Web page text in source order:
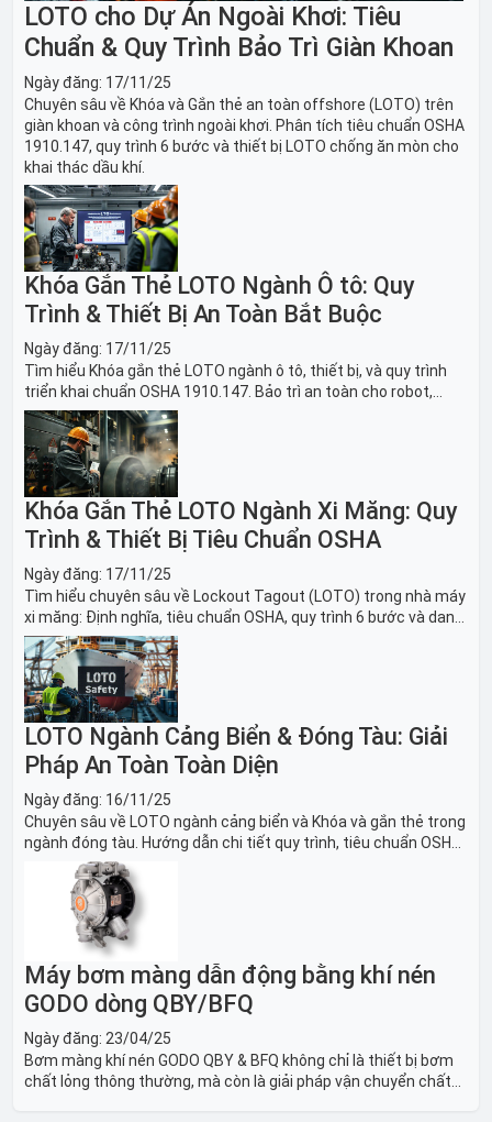
LOTO cho Dự Án Ngoài Khơi: Tiêu
Chuẩn & Quy Trình Bảo Trì Giàn Khoan
Ngày đăng: 17/11/25
Chuyên sâu về Khóa và Gắn thẻ an toàn offshore (LOTO) trên
giàn khoan và công trình ngoài khơi. Phân tích tiêu chuẩn OSHA
1910.147, quy trình 6 bước và thiết bị LOTO chống ăn mòn cho
khai thác dầu khí.
Khóa Gắn Thẻ LOTO Ngành Ô tô: Quy
Trình & Thiết Bị An Toàn Bắt Buộc
Ngày đăng: 17/11/25
Tìm hiểu Khóa gắn thẻ LOTO ngành ô tô, thiết bị, và quy trình
triển khai chuẩn OSHA 1910.147. Bảo trì an toàn cho robot,
băng tải sản xuất ô tô và dây chuyền lắp ráp xe hơi.
Khóa Gắn Thẻ LOTO Ngành Xi Măng: Quy
Trình & Thiết Bị Tiêu Chuẩn OSHA
Ngày đăng: 17/11/25
Tìm hiểu chuyên sâu về Lockout Tagout (LOTO) trong nhà máy
xi măng: Định nghĩa, tiêu chuẩn OSHA, quy trình 6 bước và danh
sách thiết bị LOTO thiết yếu. Giải pháp bảo trì lò nung, máy
nghiền an toàn.
LOTO Ngành Cảng Biển & Đóng Tàu: Giải
Pháp An Toàn Toàn Diện
Ngày đăng: 16/11/25
Chuyên sâu về LOTO ngành cảng biển và Khóa và gắn thẻ trong
ngành đóng tàu. Hướng dẫn chi tiết quy trình, tiêu chuẩn OSHA,
thiết bị và Giải pháp LOTO trong công nghiệp đóng tàu toàn
Máy bơm màng dẫn động bằng khí nén
GODO dòng QBY/BFQ
Ngày đăng: 23/04/25
Bơm màng khí nén GODO QBY & BFQ không chỉ là thiết bị bơm
chất lỏng thông thường, mà còn là giải pháp vận chuyển chất